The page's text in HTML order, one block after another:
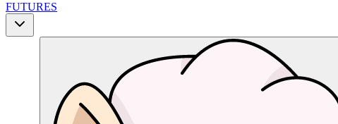
FUTURES